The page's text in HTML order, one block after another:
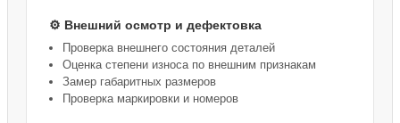
⚙️ Внешний осмотр и дефектовка
Проверка внешнего состояния деталей
Оценка степени износа по внешним признакам
Замер габаритных размеров
Проверка маркировки и номеров